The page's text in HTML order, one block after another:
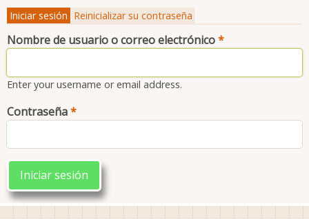
Solapas
principales
Iniciar sesión Reinicializar su contraseña
Nombre de usuario o correo electrónico
Enter your username or email address.
Contraseña